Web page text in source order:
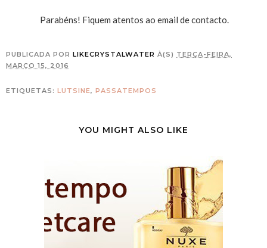
Parabéns! Fiquem atentos ao email de contacto.
PUBLICADA POR LIKECRYSTALWATER À(S) TERÇA-FEIRA,
MARÇO 15, 2016
ETIQUETAS: LUTSINE, PASSATEMPOS
YOU MIGHT ALSO LIKE